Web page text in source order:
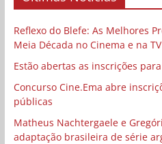
Reflexo do Blefe: As Melhores
Meia Década no Cinema e na TV
Estão abertas as inscrições
Concurso Cine.Ema abre
públicas
Matheus Nachtergaele e
adaptação brasileira de série